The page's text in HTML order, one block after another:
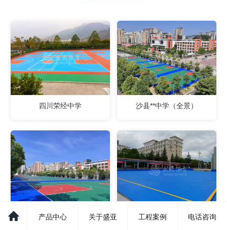
四川荣经中学 沙县**中学（全景）
沙县**中学（近景）
云南安宁交通技师学院停机
产品中心 关于盛亚 工程案例 电话咨询